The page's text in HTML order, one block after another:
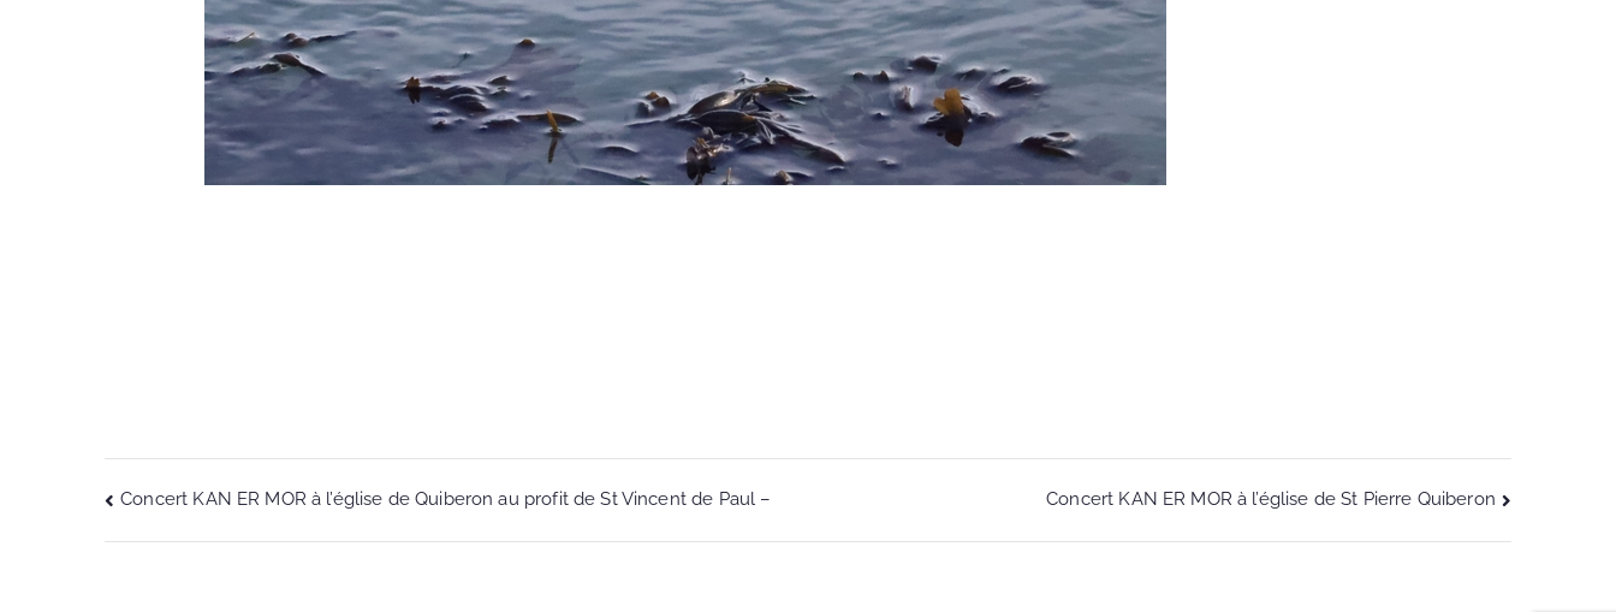
Concert KAN ER MOR à l’église de Quiberon au profit de St Vincent de Paul – Concert KAN ER MOR à l’église de St Pierre Quiberon